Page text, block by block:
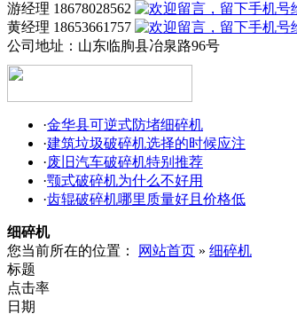
游经理 18678028562
黄经理 18653661757
公司地址： 山东临朐县冶泉路96号
·金华县可逆式防堵细碎机
·建筑垃圾破碎机选择的时候应注
·废旧汽车破碎机特别推荐
·颚式破碎机为什么不好用
·齿辊破碎机哪里质量好且价格低
细碎机
您当前所在的位置：
网站首页 » 细碎机
标题
点击率
日期